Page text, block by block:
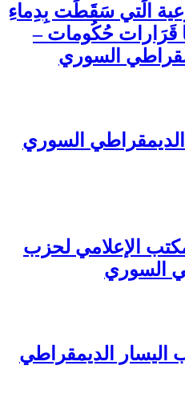
الَتي سَقَطَت بِدِماءِ
قَرَارات حُكُومات –
السوري
السوري
الإعلامي لحزب
السوري
اليسار الديمقراطي